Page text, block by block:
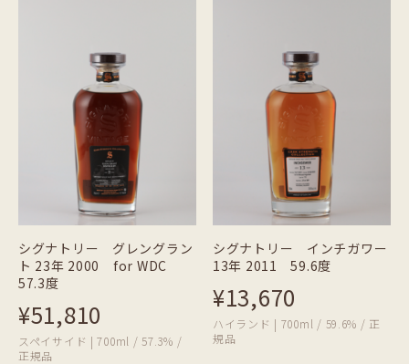
シグナトリー グレングラン
ト 23年 2000 for WDC
57.3度
¥51,810
スペイサイド | 700ml / 57.3% /
正規品
シグナトリー インチガワー
13年 2011 59.6度
¥13,670
ハイランド | 700ml / 59.6% / 正
規品